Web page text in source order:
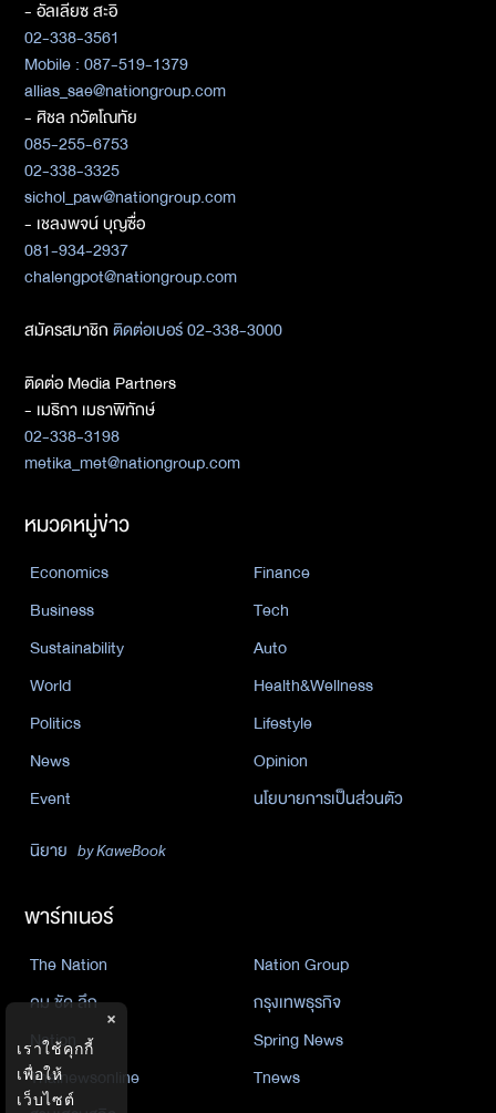
- อัลเลียซ สะอิ
02-338-3561
Mobile : 087-519-1379
allias_sae@nationgroup.com
- ศิชล ภวัตโณทัย
085-255-6753
02-338-3325
sichol_paw@nationgroup.com
- เชลงพจน์ บุญซื่อ
081-934-2937
chalengpot@nationgroup.com
สมัครสมาชิกติดต่อเบอร์ 02-338-3000
ติดต่อ Media Partners
- เมธิกา เมธาพิทักษ์
02-338-3198
metika_met@nationgroup.com
หมวดหมู่ข่าว
Economics
Finance
Business
Tech
Sustainability
Auto
World
Health&Wellness
Politics
Lifestyle
News
Opinion
Event
นโยบายการเป็นส่วนตัว
นิยาย by KaweBook
พาร์ทเนอร์
The Nation
Nation Group
คม ชัด ลึก
กรุงเทพธุรกิจ
Nation
Spring News
Thainewsonline
Tnews
×
เราใช้คุกกี้
เพื่อให้
เว็บไซต์